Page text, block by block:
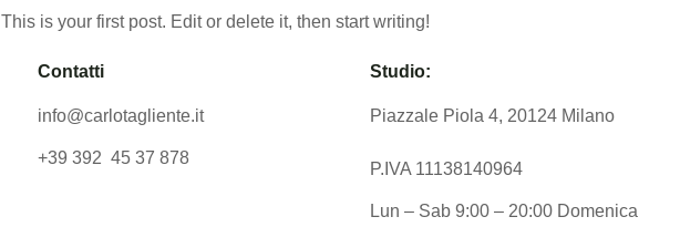
is your first post. Edit or delete it, then start writing!
Contatti
info@carlotagliente.it
+39 392 45 37 878
Studio:
Piazzale Piola 4, 20124 Milano
P.IVA 11138140964
Lun – Sab 9:00 – 20:00 Domenica